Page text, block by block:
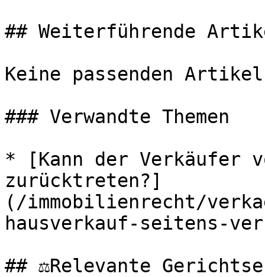
## Weiterführende
Keine passenden
### Verwandte Themen
* [Kann der Verkäufer
zurücktreten?]
(/immobilienrecht/
hausverkauf-seitens-
## ⚖️Relevante